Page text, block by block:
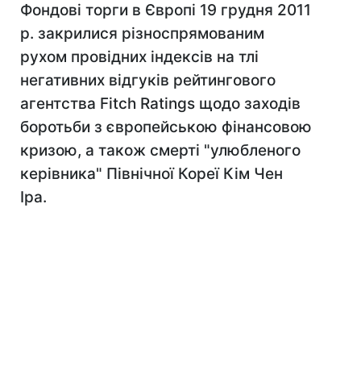
Фондові торги в Європі 19 грудня 2011
р. закрилися різноспрямованим
рухом провідних індексів на тлі
негативних відгуків рейтингового
агентства Fitch Ratings щодо заходів
боротьби з європейською фінансовою
кризою, а також смерті "улюбленого
керівника" Північної Кореї Кім Чен
Іра.